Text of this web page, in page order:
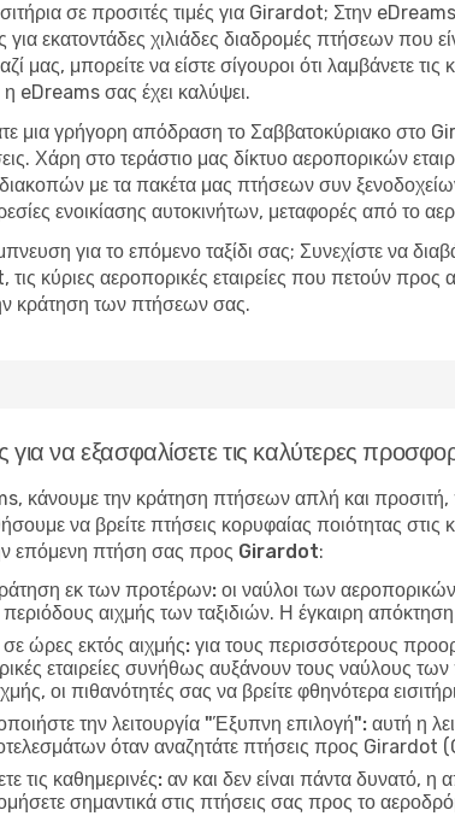
σε προσιτές τιμές για Girardot; Στην
για εκατοντάδες χιλιάδες διαδρομές πτήσεων
μας, μπορείτε να είστε σίγουροι ότι λαμβάνετε
eDreams σας έχει καλύψει.
μια γρήγορη απόδραση το Σαββατοκύριακο στο
Χάρη στο τεράστιο μας δίκτυο αεροπορικών
με τα πακέτα μας πτήσεων συν
ενοικίασης αυτοκινήτων, μεταφορές από το
για το επόμενο ταξίδι σας; Συνεχίστε να
κύριες αεροπορικές εταιρείες που πετούν
κράτηση των πτήσεων σας.
για να εξασφαλίσετε τις καλύτερες
κάνουμε την κράτηση πτήσεων απλή και προσιτή,
να βρείτε πτήσεις κορυφαίας ποιότητας στις
επόμενη πτήση σας προς Girardot:
εκ των προτέρων: οι ναύλοι των
περιόδους αιχμής των ταξιδιών. Η έγκαιρη
σε ώρες εκτός αιχμής: για τους περισσότερους
εταιρείες συνήθως αυξάνουν τους ναύλους
οι πιθανότητές σας να βρείτε φθηνότερα
την λειτουργία "Έξυπνη επιλογή": αυτή η
όταν αναζητάτε πτήσεις προς Girardot
τις καθημερινές: αν και δεν είναι πάντα δυνατό, η
σημαντικά στις πτήσεις σας προς το